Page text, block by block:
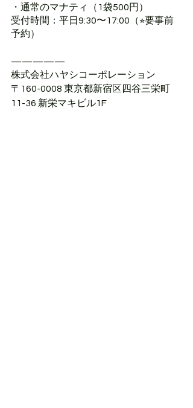
・通常のマナティ（1袋500円）
受付時間：平日9:30〜17:00（⭐︎要事前
予約）
—————
株式会社ハヤシコーポレーション
〒160-0008 東京都新宿区四谷三栄町
11-36 新栄マキビル1F